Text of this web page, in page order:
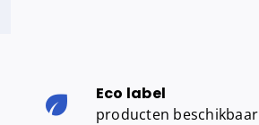
Eco label
producten beschikbaar